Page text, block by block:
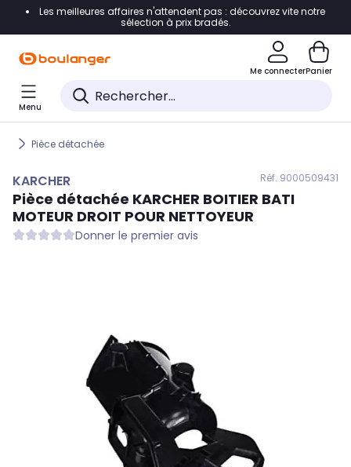
Accéder directement à la navigation
Accéder directement au pied de page
Accéder directement au chatbot
Les meilleures affaires n'attendent pas : découvrez vite notre
sélection à prix bradés.
Me connecterPanier
Menu
Pièce détachée
KARCHER Réf. 9000509431
Pièce détachée KARCHER BOITIER BATI
MOTEUR DROIT POUR NETTOYEUR
Donner le premier avis